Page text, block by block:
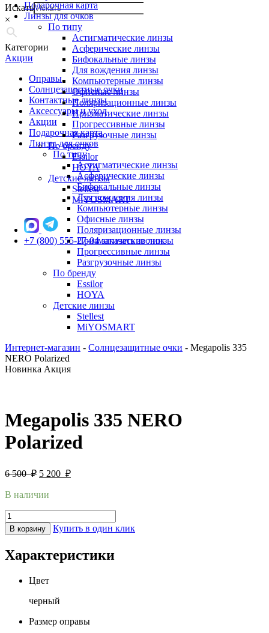
Искать
×
Категории
Акции
Оправы
Солнцезащитные очки
Контактные линзы
Аксессуары и уход
Акции
Подарочная карта
Линзы для очков
По типу
Астигматические линзы
Асферические линзы
Бифокальные линзы
Для вождения линзы
Компьютерные линзы
Офисные линзы
Поляризационные линзы
Призматические линзы
Прогрессивные линзы
Разгрузочные линзы
По бренду
Essilor
HOYA
Детские линзы
Stellest
MiYOSMART
Подарочная карта
Линзы для очков
По типу
Астигматические линзы
Асферические линзы
Бифокальные линзы
Для вождения линзы
Компьютерные линзы
Офисные линзы
Поляризационные линзы
Призматические линзы
Прогрессивные линзы
Разгрузочные линзы
По бренду
Essilor
HOYA
Детские линзы
Stellest
MiYOSMART
+7 (800) 555-27-04 заказать звонок
Интернет-магазин - Солнцезащитные очки - Megapolis 335
NERO Polarized
Новинка Акция
Megapolis 335 NERO
Polarized
6 500₽ 5 200 ₽
В наличии
В корзину Купить в один клик
Характеристики
Цвет
черный
Размер оправы